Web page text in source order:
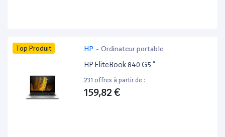
Top Produit HP - Ordinateur portable
HP EliteBook 840 G5 ”
231 offres à partir de :
159,82 €